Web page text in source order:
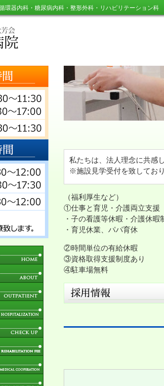
環器内科・糖尿病内科・整形外科・リハビリテーション科
私たちは、法人理念に共感
※施設見学受付を致してお
（福利厚生など）
①仕事と育児・介護両立支援
・子の看護等休暇・介護休暇
・育児休業、パパ育休
②時間単位の有給休暇
③資格取得支援制度あり
④駐車場無料